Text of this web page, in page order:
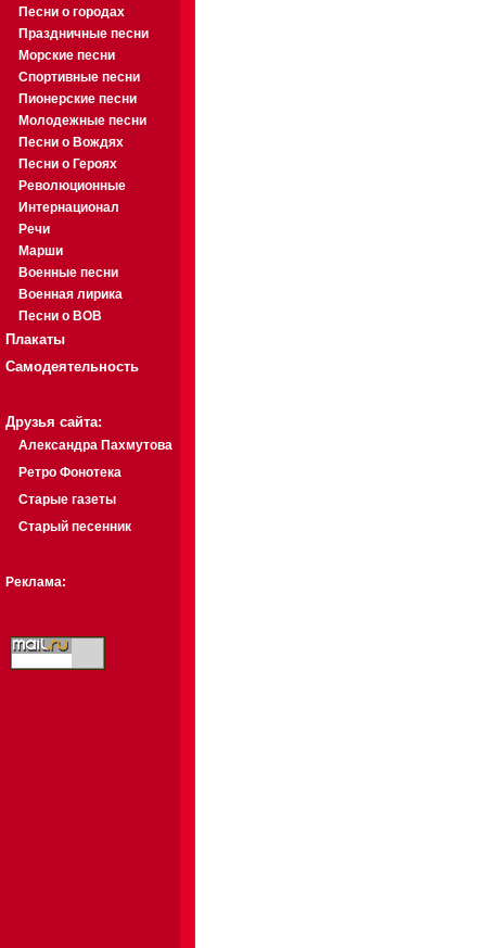
Песни о городах
Праздничные песни
Морские песни
Спортивные песни
Пионерские песни
Молодежные песни
Песни о Вождях
Песни о Героях
Революционные
Интернационал
Речи
Марши
Военные песни
Военная лирика
Песни о ВОВ
Плакаты
Самодеятельность
Друзья сайта:
Александра Пахмутова
Ретро Фонотека
Старые газеты
Старый песенник
Реклама: